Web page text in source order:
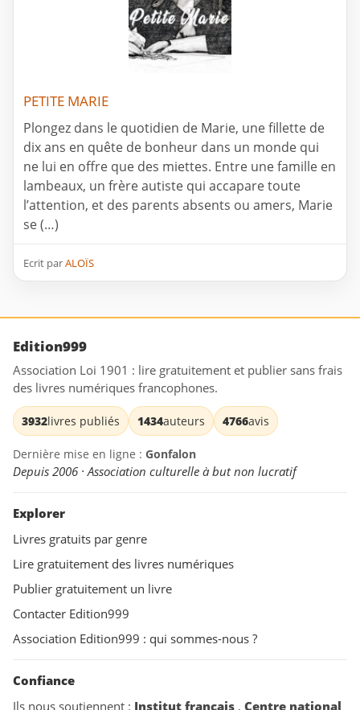
PETITE MARIE
Plongez dans le quotidien de Marie, une fillette de
dix ans en quête de bonheur dans un monde qui
ne lui en offre que des miettes. Entre une famille en
lambeaux, un frère autiste qui accapare toute
l’attention, et des parents absents ou amers, Marie
se (…)
Ecrit parALOÏS
Edition999
Association Loi 1901 : lire gratuitement et publier sans frais
des livres numériques francophones.
3932livres publiés 1434auteurs 4766avis
Dernière mise en ligne : Gonfalon
Depuis 2006 · Association culturelle à but non lucratif
Explorer
Livres gratuits par genre
Lire gratuitement des livres numériques
Publier gratuitement un livre
Contacter Edition999
Association Edition999 : qui sommes-nous ?
Confiance
Ils nous soutiennent : Institut français , Centre national